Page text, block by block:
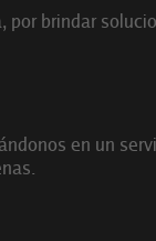
por brindar
en un